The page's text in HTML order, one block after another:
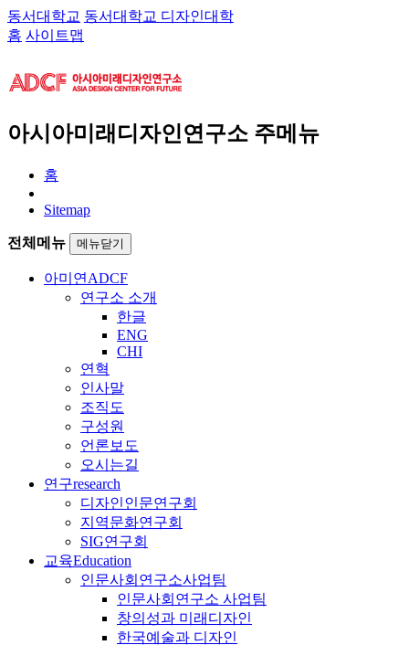
동서대학교 동서대학교 디자인대학
홈 사이트맵
아시아미래디자인연구소 주메뉴
홈
Sitemap
전체메뉴 메뉴닫기
아미연 ADCF
연구소 소개
한글
ENG
CHI
연혁
인사말
조직도
구성원
언론보도
오시는길
연구research
디자인인문연구회
지역문화연구회
SIG연구회
교육Education
인문사회연구소사업팀
인문사회연구소 사업팀
창의성과 미래디자인
한국예술과 디자인